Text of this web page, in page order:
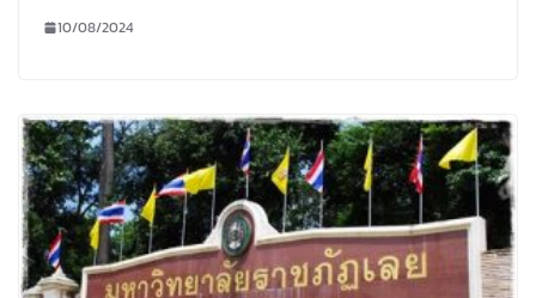
10/08/2024